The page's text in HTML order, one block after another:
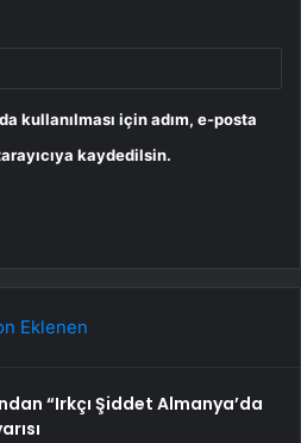
kullanılması için adım, e-posta
kaydedilsin.
Eklenen
“Irkçı Şiddet Almanya’da